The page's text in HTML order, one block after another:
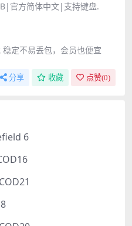
官方简体中文|支持键盘.
定不易丢包，会员也便宜
分享 收藏 点赞(0)
6